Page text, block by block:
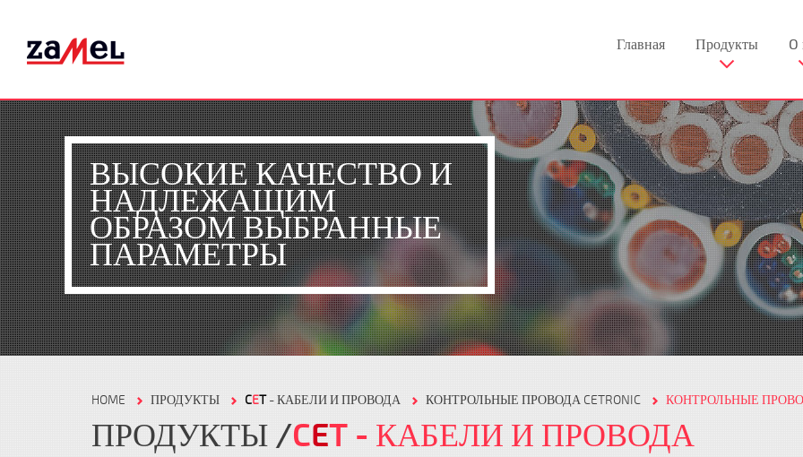
Главная Продукты O
ВЫСОКИЕ КАЧЕСТВО И
НАДЛЕЖАЩИМ
ОБРАЗОМ ВЫБРАННЫЕ
ПАРАМЕТРЫ
HOME ПРОДУКТЫ CET- КАБЕЛИ И ПРОВОДА КОНТРОЛЬНЫЕ ПРОВОДА CETRONIC КОНТРОЛЬНЫЕ
ПРОДУКТЫ CET - КАБЕЛИ И ПРОВОДА